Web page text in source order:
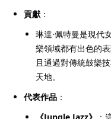
貢獻 ：
琳達·佩特曼是現代
樂領域都有出色的
且通過對傳統鼓樂
天地。
代表作品 ：